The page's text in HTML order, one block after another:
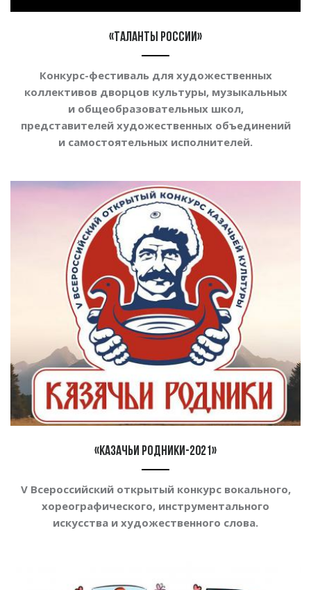
«Таланты России»
Конкурс-фестиваль для художественных
коллективов дворцов культуры, музыкальных
и общеобразовательных школ,
представителей художественных объединений
и самостоятельных исполнителей.
«Казачьи родники-2021»
V Всероссийский открытый конкурс вокального,
хореографического, инструментального
искусства и художественного слова.